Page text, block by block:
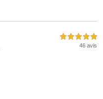
5,0 étoiles sur 5
46 avis